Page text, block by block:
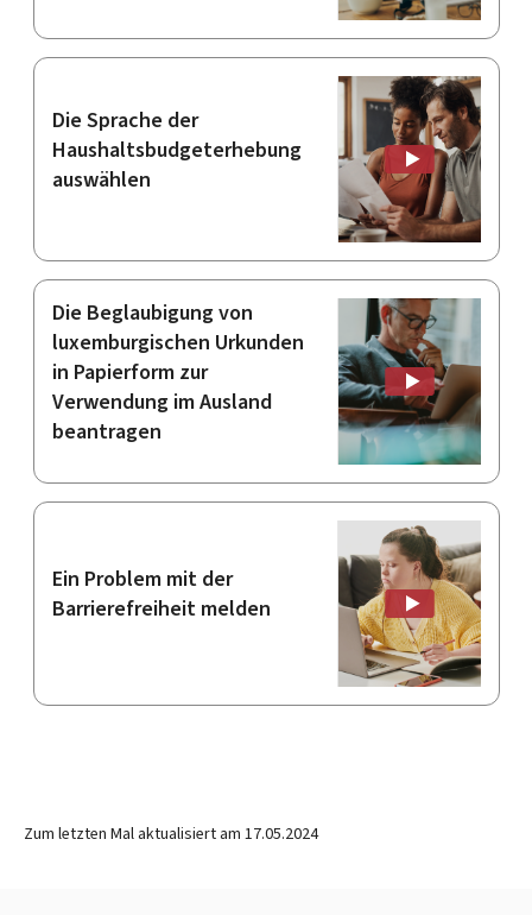
Die Sprache der
Haushaltsbudgeterhebung
auswählen
Die Beglaubigung von
luxemburgischen Urkunden
in Papierform zur
Verwendung im Ausland
beantragen
Ein Problem mit der
Barrierefreiheit melden
Zum letzten Mal aktualisiert am 17.05.2024